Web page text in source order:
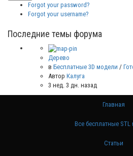
Forgot your password?
Forgot your username?
Последние темы форума
Дерево
в Бесплатные 3D модели /
Автор Калуга
3 нед. 3 дн. назад
Главная
Все бесплатные STL
Статьи